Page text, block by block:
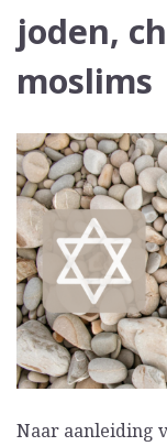
joden,
moslims
Naar aanleiding